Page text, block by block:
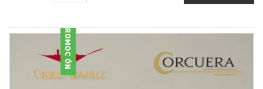
PROMOCIÓN